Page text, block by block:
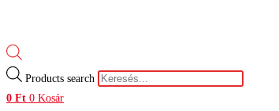
Products search
0 Ft 0 Kosár